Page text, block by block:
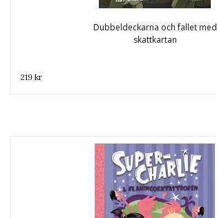
Dubbeldeckarna och fallet med
skattkartan
219 kr